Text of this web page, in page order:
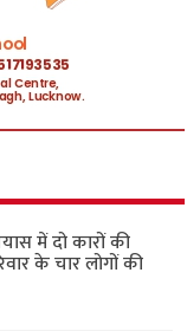
में दो कारों की
के चार लोगों की